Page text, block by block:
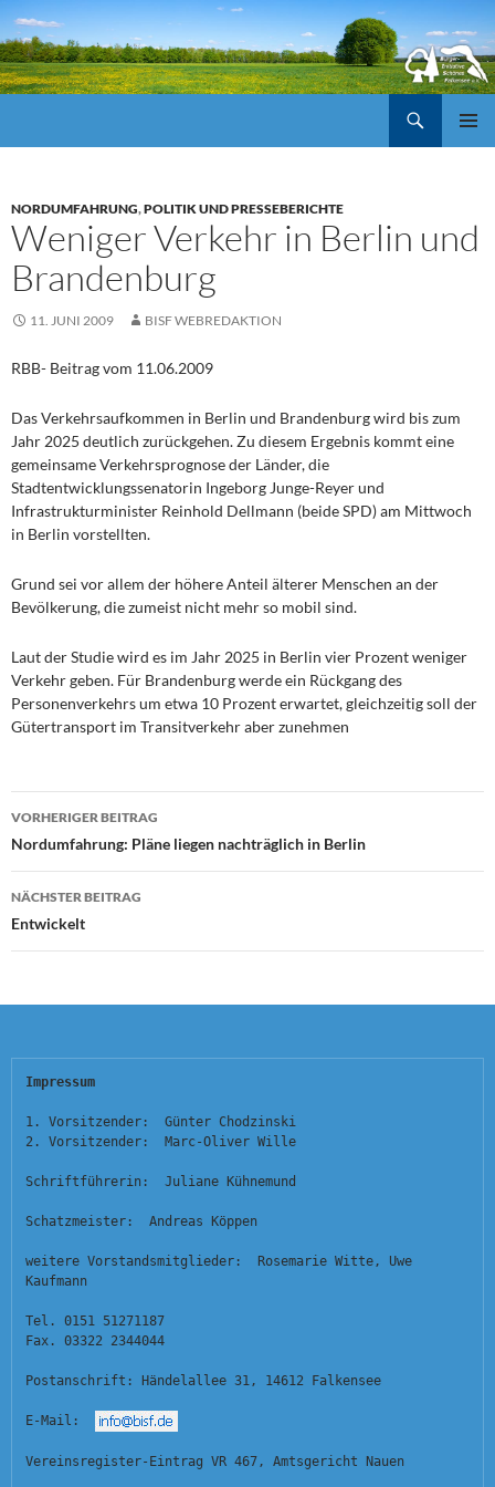
NORDUMFAHRUNG,POLITIK UND PRESSEBERICHTE
Weniger Verkehr in Berlin und
Brandenburg
11. JUNI 2009 BISF WEBREDAKTION
RBB- Beitrag vom 11.06.2009
Das Verkehrsaufkommen in Berlin und Brandenburg wird bis zum
Jahr 2025 deutlich zurückgehen. Zu diesem Ergebnis kommt eine
gemeinsame Verkehrsprognose der Länder, die
Stadtentwicklungssenatorin Ingeborg Junge-Reyer und
Infrastrukturminister Reinhold Dellmann (beide SPD) am Mittwoch
in Berlin vorstellten.
Grund sei vor allem der höhere Anteil älterer Menschen an der
Bevölkerung, die zumeist nicht mehr so mobil sind.
Laut der Studie wird es im Jahr 2025 in Berlin vier Prozent weniger
Verkehr geben. Für Brandenburg werde ein Rückgang des
Personenverkehrs um etwa 10 Prozent erwartet, gleichzeitig soll der
Gütertransport im Transitverkehr aber zunehmen
Beitragsnavigation
VORHERIGER BEITRAG
Nordumfahrung: Pläne liegen nachträglich in Berlin
NÄCHSTER BEITRAG
Entwickelt
Impressum
1. Vorsitzender:  Günter Chodzinski
2. Vorsitzender:  Marc-Oliver Wille
Schriftführerin:  Juliane Kühnemund
Schatzmeister:  Andreas Köppen
weitere Vorstandsmitglieder:  Rosemarie Witte, Uwe
Kaufmann
Tel. 0151 51271187
Fax. 03322 2344044
Postanschrift: Händelallee 31, 14612 Falkensee
E-Mail:
Vereinsregister-Eintrag VR 467, Amtsgericht Nauen